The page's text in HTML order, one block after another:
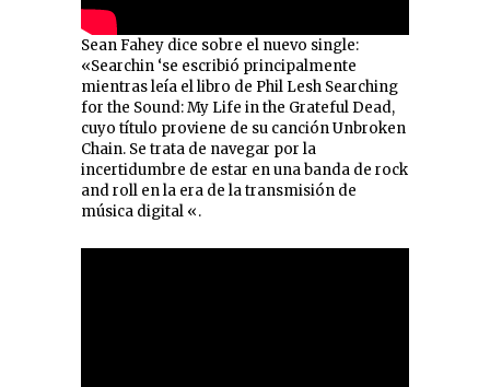
Sean Fahey dice sobre el nuevo single:
«Searchin ‘se escribió principalmente
mientras leía el libro de Phil Lesh Searching
for the Sound: My Life in the Grateful Dead,
cuyo título proviene de su canción Unbroken
Chain. Se trata de navegar por la
incertidumbre de estar en una banda de rock
and roll en la era de la transmisión de
música digital «.